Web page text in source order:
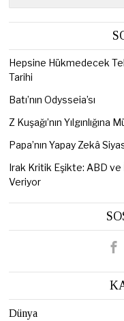
Hepsine Hükmedecek
Tarihi
Batı’nın Odysseia’sı
Z Kuşağı’nın
Papa’nın Yapay Zekâ
Irak Kritik Eşikte: ABD ve
Veriyor
Dünya